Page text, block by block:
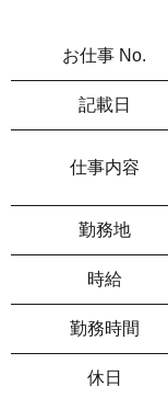
お仕事 No.
記載日
仕事内容
勤務地
時給
勤務時間
休日